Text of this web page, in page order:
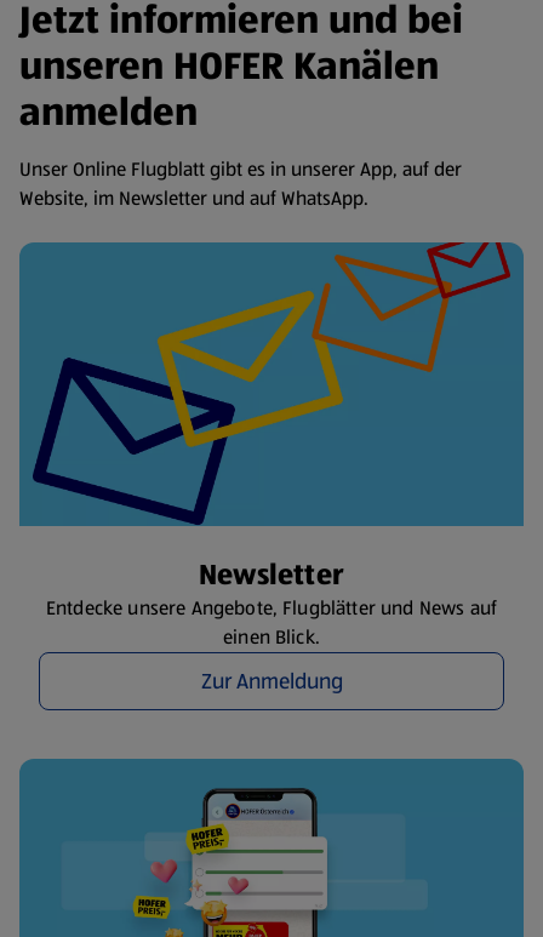
Jetzt informieren und bei
unseren HOFER Kanälen
anmelden
Unser Online Flugblatt gibt es in unserer App, auf der
Website, im Newsletter und auf WhatsApp.
Newsletter
Entdecke unsere Angebote, Flugblätter und News auf
einen Blick.
Zur Anmeldung